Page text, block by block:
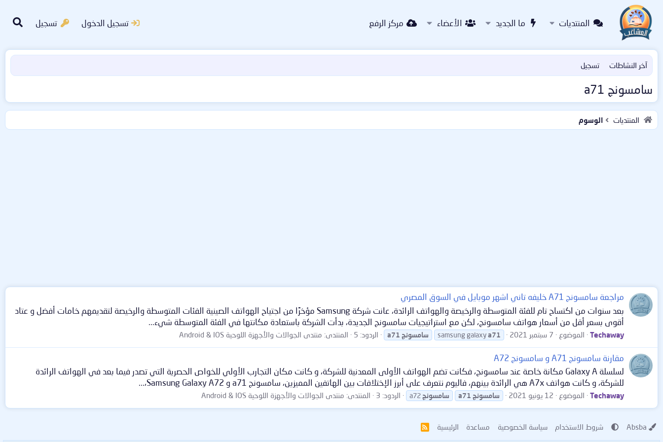
المنتديات ما الجديد الأعضاء مركز الرفع تسجيل الدخول تسجيل
آخر النشاطات تسجيل
سامسونج a71
المنتديات الوسوم
مراجعة سامسونج A71 خليفه تاني اشهر موبايل في السوق المصري
بعد سنوات من اكتساح تام للفئة المتوسطة والرخيصة والهواتف الرائدة، عانت شركة Samsung مؤخرًا من اجتياح الهواتف الصينية الفئات المتوسطة والرخيصة لتقديمهم خامات أفضل و عتاد
أقوى بسعر أقل من أسعار هواتف سامسونج، لكن مع استراتيجيات سامسونج الجديدة، بدأت الشركة باستعادة مكانتها في الفئة المتوسطة شيء...
Techaway الموضوع 7 سبتمبر 2021 samsung galaxya71 سامسونج a71 الردود: 5 المنتدى: منتدى الجوالات والأجهزة اللوحية Android & IOS
مقارنة سامسونج A71 و سامسونج A72
لسلسلة Galaxy A مكانة خاصة عند سامسونج، فكانت تضم الهواتف الأولى المعدنية للشركة، و كانت مكان التجارب الأولي للخواص الحصرية التي تصدر فيما بعد في الهواتف الرائدة
للشركة، و كانت هواتف A7x هي الرائدة بينهم، فاليوم نتعرف على أبرز الإختلافات بين الهاتفين المميزين، سامسونج a71 و Samsung Galaxy A72،...
Techaway الموضوع 12 يونيو 2021 سامسونج a71 سامسونج الردود: 3 المنتدى: منتدى الجوالات والأجهزة اللوحية Android & IOS
شروط الاستخدام سياسة الخصوصية مساعدة الرئيسية
R